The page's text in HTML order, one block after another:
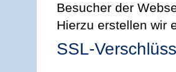
Besucher der
Hierzu erstellen wir
SSL-